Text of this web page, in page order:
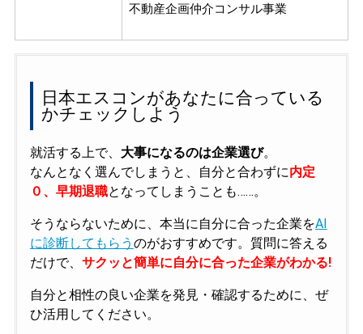
不動産企画仲介コンサル事業
日本エスコンがあなたに合っている
かチェックしよう
就活する上で、 大事になるのは企業選び。
なんとなく選んでしまうと、自分と合わずに内定
０、早期退職となってしまうことも……。
そうならないために、本当に自分に合った企業をAI
に診断してもらう のがおすすめです。質問に答える
だけで、 サクッと簡単に自分に合った企業がわかる!
自分と相性の良い企業を発見・確認するために、ぜ
ひ活用してください。